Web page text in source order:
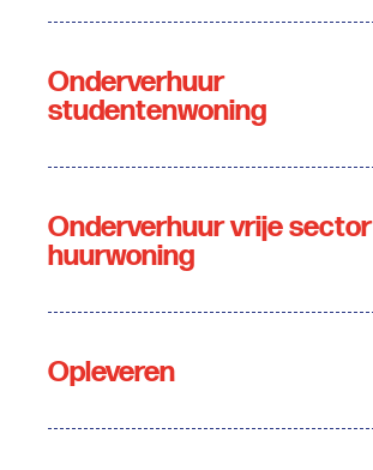
Onderverhuur
studentenwoning
Onderverhuur vrije sector
huurwoning
Opleveren